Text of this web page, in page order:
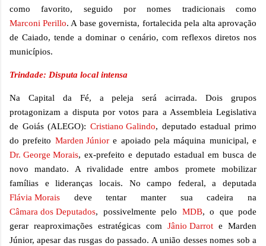
como favorito, seguido por nomes tradicionais como
Marconi Perillo. A base governista, fortalecida pela alta aprovação
de Caiado, tende a dominar o cenário, com reflexos diretos nos
municípios.
Trindade: Disputa local intensa
Na Capital da Fé, a peleja será acirrada. Dois grupos
protagonizam a disputa por votos para a Assembleia Legislativa
de Goiás (ALEGO): Cristiano Galindo, deputado estadual primo
do prefeito Marden Júniore apoiado pela máquina municipal, e
Dr. George Morais, ex-prefeito e deputado estadual em busca de
novo mandato. A rivalidade entre ambos promete mobilizar
famílias e lideranças locais. No campo federal, a deputada
Flávia Morais deve tentar manter sua cadeira na
Câmara dos Deputados, possivelmente pelo MDB, o que pode
gerar reaproximações estratégicas com Jânio Darrot e Marden
Júnior, apesar das rusgas do passado. A união desses nomes sob a